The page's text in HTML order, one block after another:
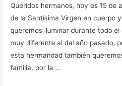
Queridos hermanos, hoy es 15 de
de la Santísima Virgen en cuerpo
queremos iluminar durante todo el
muy diferente al del año pasado,
esta hermandad también
familia, por la …